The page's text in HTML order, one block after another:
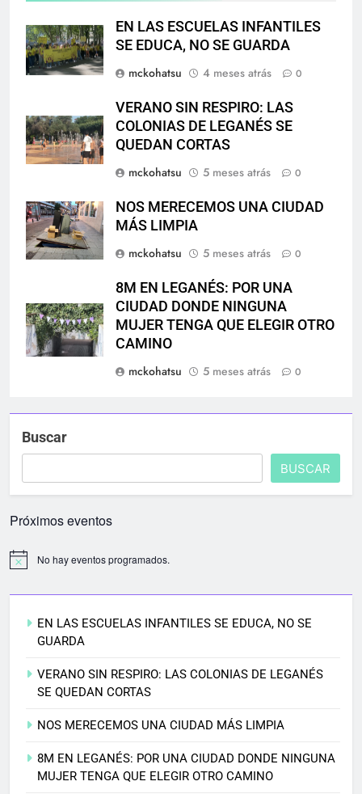
EN LAS ESCUELAS INFANTILES
SE EDUCA, NO SE GUARDA
mckohatsu
4 meses atrás 0
VERANO SIN RESPIRO: LAS
COLONIAS DE LEGANÉS SE
QUEDAN CORTAS
mckohatsu
5 meses atrás 0
NOS MERECEMOS UNA CIUDAD
MÁS LIMPIA
mckohatsu
5 meses atrás 0
8M EN LEGANÉS: POR UNA
CIUDAD DONDE NINGUNA
MUJER TENGA QUE ELEGIR OTRO
CAMINO
mckohatsu
5 meses atrás 0
Buscar
BUSCAR
Próximos eventos
No hay eventos programados.
EN LAS ESCUELAS INFANTILES SE EDUCA, NO SE
GUARDA
VERANO SIN RESPIRO: LAS COLONIAS DE LEGANÉS
SE QUEDAN CORTAS
NOS MERECEMOS UNA CIUDAD MÁS LIMPIA
8M EN LEGANÉS: POR UNA CIUDAD DONDE NINGUNA
MUJER TENGA QUE ELEGIR OTRO CAMINO